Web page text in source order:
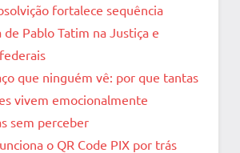
fortalece sequência
de Pablo Tatim na Justiça e
que ninguém vê: por que tantas
vivem emocionalmente
sem perceber
o QR Code PIX por trás